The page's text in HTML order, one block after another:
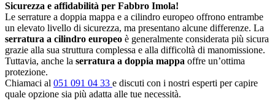
Sicurezza e affidabilità per Fabbro Imola!
Le serrature a doppia mappa e a cilindro europeo offrono entrambe
un elevato livello di sicurezza, ma presentano alcune differenze. La
serratura a cilindro europeo è generalmente considerata più sicura
grazie alla sua struttura complessa e alla difficoltà di manomissione.
Tuttavia, anche la serratura a doppia mappa offre un’ottima
protezione.
Chiamaci al 051 091 04 33 e discuti con i nostri esperti per capire
quale opzione sia più adatta alle tue necessità.